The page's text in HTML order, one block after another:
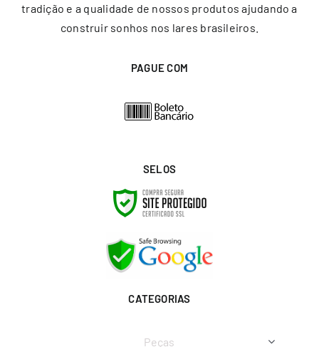
tradição e a qualidade de nossos produtos ajudando a
construir sonhos nos lares brasileiros.
PAGUE COM
SELOS
CATEGORIAS
Peças